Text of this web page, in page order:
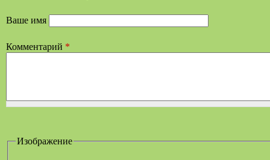
Ваше имя
Комментарий *
Изображение